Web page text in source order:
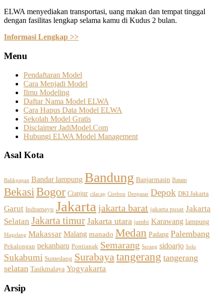
ELWA menyediakan transportasi, uang makan dan tempat tinggal
dengan fasilitas lengkap selama kamu di Kudus 2 bulan.
Informasi Lengkap >>
Menu
Pendaftaran Model
Cara Menjadi Model
Ilmu Modeling
Daftar Nama Model ELWA
Cara Hapus Data Model ELWA
Sekolah Model Gratis
Disclaimer JadiModel.Com
Hubungi ELWA Model Management
Asal Kota
Balikpapan Bandar lampung Bandung Banjarmasin Batam
Bekasi Bogor Cianjur cilacap Cirebon Denpasar Depok DKI Jakarta
Garut Indramayu Jakarta jakarta barat jakarta pusat Jakarta
Selatan Jakarta timur Jakarta utara jambi Karawang lampung
Magelang Makassar Malang manado Medan Padang Palembang
Pekalongan pekanbaru Pontianak Semarang Serang sidoarjo Solo
Sukabumi Sumedang Surabayatangerang tangerang
selatan Tasikmalaya Yogyakarta
Arsip